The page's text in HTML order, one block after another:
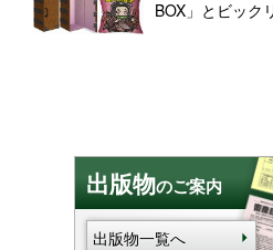
BOX」とビック
出版物のご案内
出版物一覧へ